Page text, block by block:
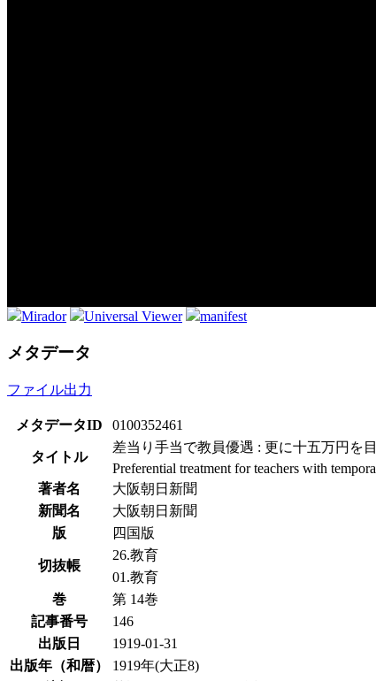
Mirador Universal Viewer manifest
メタデータ
ファイル出力
メタデータID 0100352461
タイトル
差当り手当で教員優遇 : 更に十五万円を
Preferential treatment for teachers with
著者名
大阪朝日新聞
新聞名
大阪朝日新聞
版
四国版
切抜帳
26.教育
01.教育
巻
第 14巻
記事番号
146
出版日
1919-01-31
出版年（和暦）
1919年(大正8)